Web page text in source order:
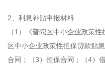
2、利息补贴申报材料
（1）《普陀区中小企业政策
区中小企业政策性担保贷款贴
合同；（3）担保合同；（4）